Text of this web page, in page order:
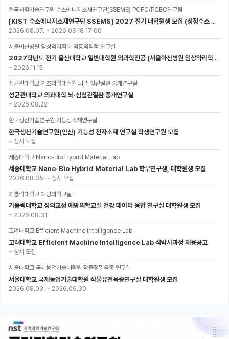
한국과학기술연구원 수소에너지소재연구단(SSEMS) PCFC/PCEC연구팀
[KIST 수소에너지소재연구단 SSEMS] 2027 전기 대학원생 모집 (청정수소 생산/활용을 위한 프로톤 세라믹 전지)
2026.08.07. ~ 2026.08.18 17:00
서울아산병원 임상약리학과 약동약력학 연구실
2027학년도 전기 울산대학교 일반대학원 의과학전공 (서울아산병원 임상약리학과 약동약력학 연구실) 대학원생 모집공고
~ 2026.11.15
성균관대학교 기초의학대학원 뇌,심혈관질환 중개연구실
성균관대학교 의과대학 뇌·심혈관질환 중개연구실
~ 2026.08.22
한국생산기술연구원 기능성소재연구실
한국생산기술연구원(안산) 기능성 전자소재 연구실 학생연구원 모집
~ 상시 모집
세종대학교 Nano-Bio Hybrid Material Lab
세종대학교 Nano-Bio Hybrid Material Lab 학부연구생, 대학원생 모집
2026.08.05. ~ 상시 모집
가톨릭대학교 예방의학교실
가톨릭대학교 성의교정 예방의학교실 건강 데이터 융합 연구실 대학원생 모집
~ 2026.08.31
고려대학교 Efficient Machine Intelligence Lab
고려대학교 Efficient Machine Intelligence Lab 석박사과정 채용공고
~ 상시 모집
서울대학교 국제농업기술대학원 작물정밀육종 연구실
서울대학교 국제농업기술대학원 작물유전육종연구실 대학원생 모집
2026.08.03. ~ 2026.09.30